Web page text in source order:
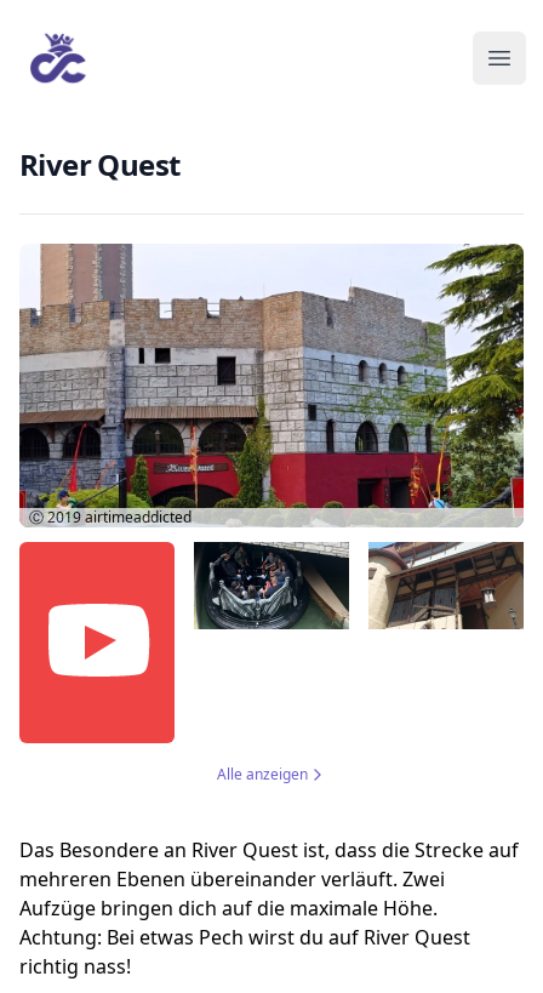
River Quest
Das Besondere an River Quest ist, dass die Strecke auf
mehreren Ebenen übereinander verläuft. Zwei
Aufzüge bringen dich auf die maximale Höhe.
Achtung: Bei etwas Pech wirst du auf River Quest
richtig nass!
Ⓒ 2019airtimeaddicted
Alle anzeigen